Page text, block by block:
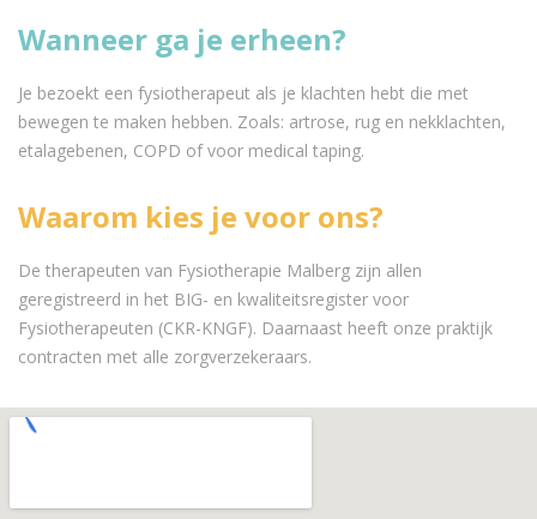
Wanneer ga je erheen?
Je bezoekt een fysiotherapeut als je klachten hebt die met
bewegen te maken hebben. Zoals: artrose, rug en nekklachten,
etalagebenen, COPD of voor medical taping.
Waarom kies je voor ons?
De therapeuten van Fysiotherapie Malberg zijn allen
geregistreerd in het BIG- en kwaliteitsregister voor
Fysiotherapeuten (CKR-KNGF). Daarnaast heeft onze praktijk
contracten met alle zorgverzekeraars.